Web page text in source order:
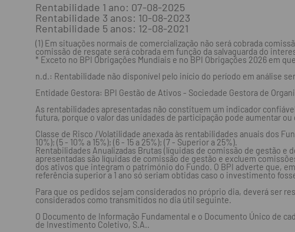
Rentabilidade 1 ano: 07-08-2025
Rentabilidade 3 anos: 10-08-2023
Rentabilidade 5 anos: 12-08-2021
(1) Em situações normais de comercialização não será cobrada
comissão de resgate será cobrada em função da salvaguarda do
* Exceto no BPI Obrigações Mundiais e no BPI Obrigações 2026 em
n.d.: Rentabilidade não disponível pelo início do período em análise
Entidade Gestora: BPI Gestão de Ativos - Sociedade Gestora de
As rentabilidades apresentadas não constituem um indicador
futura, porque o valor das unidades de participação pode aumentar
Classe de Risco /Volatilidade anexada às rentabilidades anuais dos
10%); (5 - 10% a 15%); (6 - 15 a 25%); (7 - Superior a 25%).
Rentabilidades Anualizadas Brutas (líquidas de comissão de gestão
apresentadas são líquidas de comissão de gestão e excluem
dos ativos que integram o património do Fundo. O BPI adverte que,
referência superior a 1 ano só seriam obtidas caso o investimento
Para que os pedidos sejam considerados no próprio dia, deverá ser
considerados como transmitidos no dia útil seguinte.
O Documento de Informação Fundamental e o Documento Único de
de Investimento Coletivo, S.A..